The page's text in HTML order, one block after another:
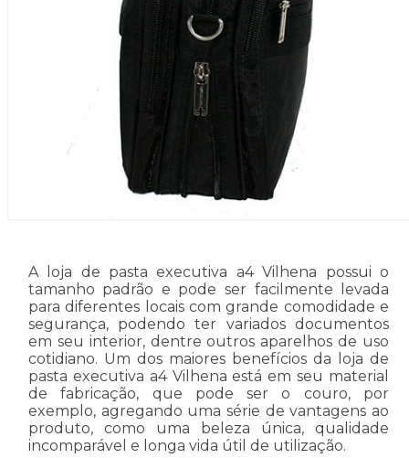
A loja de pasta executiva a4 Vilhena possui o
tamanho padrão e pode ser facilmente levada
para diferentes locais com grande comodidade e
segurança, podendo ter variados documentos
em seu interior, dentre outros aparelhos de uso
cotidiano. Um dos maiores benefícios da loja de
pasta executiva a4 Vilhena está em seu material
de fabricação, que pode ser o couro, por
exemplo, agregando uma série de vantagens ao
produto, como uma beleza única, qualidade
incomparável e longa vida útil de utilização.